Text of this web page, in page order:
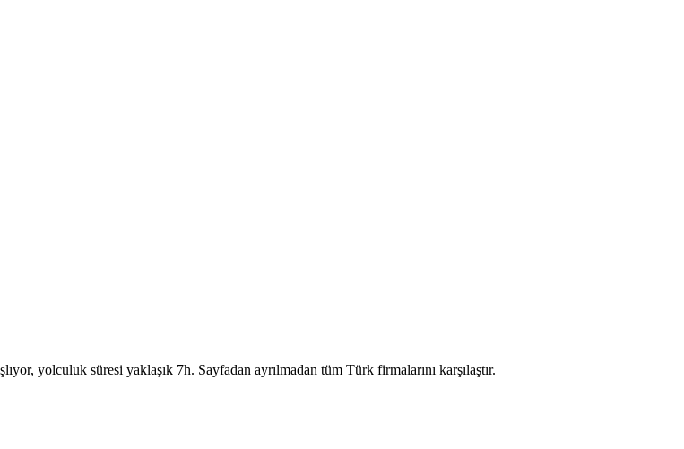
yolculuk süresi yaklaşık 7h. Sayfadan ayrılmadan tüm Türk firmalarını karşılaştır.